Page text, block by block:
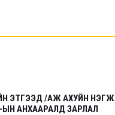
ЭТГЭЭД /АЖ АХУЙН НЭГЖ
ЫН АНХААРАЛД ЗАРЛАЛ